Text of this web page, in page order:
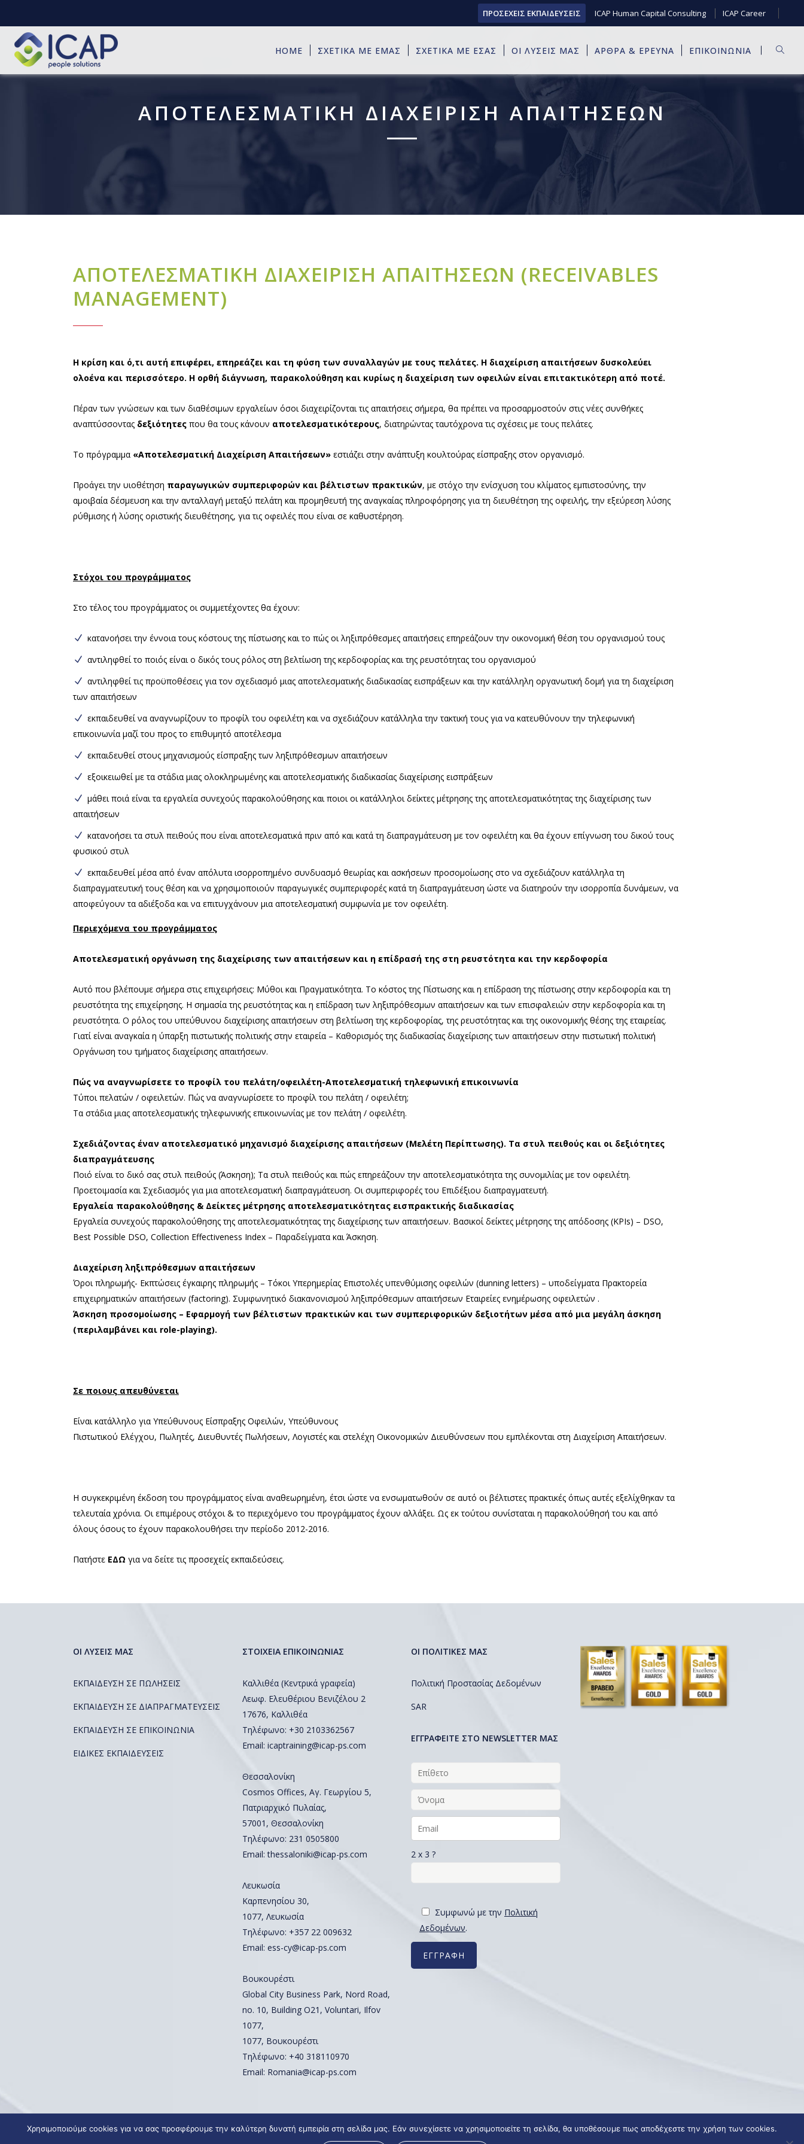
ΠΡΟΣΕΧΕΙΣ ΕΚΠΑΙΔΕΥΣΕΙΣ ICAP Human Capital Consulting ICAP Career
HOME ΣΧΕΤΙΚΑ ΜΕ ΕΜΑΣ ΣΧΕΤΙΚΑ ΜΕ ΕΣΑΣ ΟΙ ΛΥΣΕΙΣ ΜΑΣ ΑΡΘΡΑ & ΕΡΕΥΝΑ ΕΠΙΚΟΙΝΩΝΙΑ
AΠΟΤΕΛΕΣΜΑΤΙΚΗ ΔΙΑΧΕΙΡΙΣΗ ΑΠΑΙΤΗΣΕΩΝ
ΑΠΟΤΕΛΕΣΜΑΤΙΚΗ ΔΙΑΧΕΙΡΙΣΗ ΑΠΑΙΤΗΣΕΩΝ (RECEIVABLES
MANAGEMENT)
Η κρίση και ό,τι αυτή επιφέρει, επηρεάζει και τη φύση των συναλλαγών με τους πελάτες. Η διαχείριση απαιτήσεων δυσκολεύει
ολοένα και περισσότερο. Η ορθή διάγνωση, παρακολούθηση και κυρίως η διαχείριση των οφειλών είναι επιτακτικότερη από ποτέ.
Πέραν των γνώσεων και των διαθέσιμων εργαλείων όσοι διαχειρίζονται τις απαιτήσεις σήμερα, θα πρέπει να προσαρμοστούν στις νέες συνθήκες
αναπτύσσοντας δεξιότητες που θα τους κάνουν αποτελεσματικότερους, διατηρώντας ταυτόχρονα τις σχέσεις με τους πελάτες.
Το πρόγραμμα «Αποτελεσματική Διαχείριση Απαιτήσεων» εστιάζει στην ανάπτυξη κουλτούρας είσπραξης στον οργανισμό.
Προάγει την υιοθέτηση παραγωγικών συμπεριφορών και βέλτιστων πρακτικών, με στόχο την ενίσχυση του κλίματος εμπιστοσύνης, την
αμοιβαία δέσμευση και την ανταλλαγή μεταξύ πελάτη και προμηθευτή της αναγκαίας πληροφόρησης για τη διευθέτηση της οφειλής, την εξεύρεση λύσης
ρύθμισης ή λύσης οριστικής διευθέτησης, για τις οφειλές που είναι σε καθυστέρηση.
Στόχοι του προγράμματος
Στο τέλος του προγράμματος οι συμμετέχοντες θα έχουν:
κατανοήσει την έννοια τους κόστους της πίστωσης και το πώς οι ληξιπρόθεσμες απαιτήσεις επηρεάζουν την οικονομική θέση του οργανισμού τους
αντιληφθεί το ποιός είναι ο δικός τους ρόλος στη βελτίωση της κερδοφορίας και της ρευστότητας του οργανισμού
αντιληφθεί τις προϋποθέσεις για τον σχεδιασμό μιας αποτελεσματικής διαδικασίας εισπράξεων και την κατάλληλη οργανωτική δομή για τη διαχείριση
των απαιτήσεων
εκπαιδευθεί να αναγνωρίζουν το προφίλ του οφειλέτη και να σχεδιάζουν κατάλληλα την τακτική τους για να κατευθύνουν την τηλεφωνική
επικοινωνία μαζί του προς το επιθυμητό αποτέλεσμα
εκπαιδευθεί στους μηχανισμούς είσπραξης των ληξιπρόθεσμων απαιτήσεων
εξοικειωθεί με τα στάδια μιας ολοκληρωμένης και αποτελεσματικής διαδικασίας διαχείρισης εισπράξεων
μάθει ποιά είναι τα εργαλεία συνεχούς παρακολούθησης και ποιοι οι κατάλληλοι δείκτες μέτρησης της αποτελεσματικότητας της διαχείρισης των
απαιτήσεων
κατανοήσει τα στυλ πειθούς που είναι αποτελεσματικά πριν από και κατά τη διαπραγμάτευση με τον οφειλέτη και θα έχουν επίγνωση του δικού τους
φυσικού στυλ
εκπαιδευθεί μέσα από έναν απόλυτα ισορροπημένο συνδυασμό θεωρίας και ασκήσεων προσομοίωσης στο να σχεδιάζουν κατάλληλα τη
διαπραγματευτική τους θέση και να χρησιμοποιούν παραγωγικές συμπεριφορές κατά τη διαπραγμάτευση ώστε να διατηρούν την ισορροπία δυνάμεων, να
αποφεύγουν τα αδιέξοδα και να επιτυγχάνουν μια αποτελεσματική συμφωνία με τον οφειλέτη.
Περιεχόμενα του προγράμματος
Αποτελεσματική οργάνωση της διαχείρισης των απαιτήσεων και η επίδρασή της στη ρευστότητα και την κερδοφορία
Αυτό που βλέπουμε σήμερα στις επιχειρήσεις: Μύθοι και Πραγματικότητα. Το κόστος της Πίστωσης και η επίδραση της πίστωσης στην κερδοφορία και τη
ρευστότητα της επιχείρησης. Η σημασία της ρευστότητας και η επίδραση των ληξιπρόθεσμων απαιτήσεων και των επισφαλειών στην κερδοφορία και τη
ρευστότητα. Ο ρόλος του υπεύθυνου διαχείρισης απαιτήσεων στη βελτίωση της κερδοφορίας, της ρευστότητας και της οικονομικής θέσης της εταιρείας.
Γιατί είναι αναγκαία η ύπαρξη πιστωτικής πολιτικής στην εταιρεία – Καθορισμός της διαδικασίας διαχείρισης των απαιτήσεων στην πιστωτική πολιτική
Οργάνωση του τμήματος διαχείρισης απαιτήσεων.
Πώς να αναγνωρίσετε το προφίλ του πελάτη/οφειλέτη-Αποτελεσματική τηλεφωνική επικοινωνία
Τύποι πελατών / οφειλετών. Πώς να αναγνωρίσετε το προφίλ του πελάτη / οφειλέτη;
Τα στάδια μιας αποτελεσματικής τηλεφωνικής επικοινωνίας με τον πελάτη / οφειλέτη.
Σχεδιάζοντας έναν αποτελεσματικό μηχανισμό διαχείρισης απαιτήσεων (Μελέτη Περίπτωσης). Τα στυλ πειθούς και οι δεξιότητες
διαπραγμάτευσης
Ποιό είναι το δικό σας στυλ πειθούς (Άσκηση); Τα στυλ πειθούς και πώς επηρεάζουν την αποτελεσματικότητα της συνομιλίας με τον οφειλέτη.
Προετοιμασία και Σχεδιασμός για μια αποτελεσματική διαπραγμάτευση. Οι συμπεριφορές του Επιδέξιου διαπραγματευτή.
Εργαλεία παρακολούθησης & Δείκτες μέτρησης αποτελεσματικότητας εισπρακτικής διαδικασίας
Εργαλεία συνεχούς παρακολούθησης της αποτελεσματικότητας της διαχείρισης των απαιτήσεων. Βασικοί δείκτες μέτρησης της απόδοσης (KPIs) – DSO,
Best Possible DSO, Collection Effectiveness Index – Παραδείγματα και Άσκηση.
Διαχείριση ληξιπρόθεσμων απαιτήσεων
Όροι πληρωμής- Εκπτώσεις έγκαιρης πληρωμής – Τόκοι Υπερημερίας Επιστολές υπενθύμισης οφειλών (dunning letters) – υποδείγματα Πρακτορεία
επιχειρηματικών απαιτήσεων (factoring). Συμφωνητικό διακανονισμού ληξιπρόθεσμων απαιτήσεων Εταιρείες ενημέρωσης οφειλετών .
Άσκηση προσομοίωσης – Εφαρμογή των βέλτιστων πρακτικών και των συμπεριφορικών δεξιοτήτων μέσα από μια μεγάλη άσκηση
(περιλαμβάνει και role-playing).
Σε ποιους απευθύνεται
Είναι κατάλληλο για Υπεύθυνους Είσπραξης Οφειλών, Υπεύθυνους
Πιστωτικού Ελέγχου, Πωλητές, Διευθυντές Πωλήσεων, Λογιστές και στελέχη Οικονομικών Διευθύνσεων που εμπλέκονται στη Διαχείριση Απαιτήσεων.
Η συγκεκριμένη έκδοση του προγράμματος είναι αναθεωρημένη, έτσι ώστε να ενσωματωθούν σε αυτό οι βέλτιστες πρακτικές όπως αυτές εξελίχθηκαν τα
τελευταία χρόνια. Οι επιμέρους στόχοι & το περιεχόμενο του προγράμματος έχουν αλλάξει. Ως εκ τούτου συνίσταται η παρακολούθησή του και από
όλους όσους το έχουν παρακολουθήσει την περίοδο 2012-2016.
Πατήστε ΕΔΩ για να δείτε τις προσεχείς εκπαιδεύσεις.
ΟΙ ΛΥΣΕΙΣ ΜΑΣ
ΕΚΠΑΙΔΕΥΣΗ ΣΕ ΠΩΛΗΣΕΙΣ
ΕΚΠΑΙΔΕΥΣΗ ΣΕ ΔΙΑΠΡΑΓΜΑΤΕΥΣΕΙΣ
ΕΚΠΑΙΔΕΥΣΗ ΣΕ ΕΠΙΚΟΙΝΩΝΙΑ
ΕΙΔΙΚΕΣ ΕΚΠΑΙΔΕΥΣΕΙΣ
ΣΤΟΙΧΕΙΑ ΕΠΙΚΟΙΝΩΝΙΑΣ
Καλλιθέα (Κεντρικά γραφεία)
Λεωφ. Ελευθέριου Βενιζέλου 2
17676, Καλλιθέα
Τηλέφωνο: +30 2103362567
Email: icaptraining@icap-ps.com
Θεσσαλονίκη
Cosmos Offices, Αγ. Γεωργίου 5,
Πατριαρχικό Πυλαίας,
57001, Θεσσαλονίκη
Τηλέφωνο: 231 0505800
Email:thessaloniki@icap-ps.com
Λευκωσία
Καρπενησίου 30,
1077, Λευκωσία
Τηλέφωνο: +357 22 009632
Email: ess-cy@icap-ps.com
Βουκουρέστι
Global City Business Park, Nord Road,
no. 10, Building O21, Voluntari, Ilfov
1077,
1077, Βουκουρέστι
Τηλέφωνο: +40 318110970
Email: Romania@icap-ps.com
ΟΙ ΠΟΛΙΤΙΚΕΣ ΜΑΣ
Πολιτική Προστασίας Δεδομένων
SAR
EΓΓΡΑΦΕΙΤΕ ΣΤΟ NEWSLETTER ΜΑΣ
2 x 3 ?
Συμφωνώ με την Πολιτική
Δεδομένων.
Χρησιμοποιούμε cookies για να σας προσφέρουμε την καλύτερη δυνατή εμπειρία στη σελίδα μας. Εάν συνεχίσετε να χρησιμοποιείτε τη σελίδα, θα υποθέσουμε πως αποδέχεστε την χρήση των cookies.